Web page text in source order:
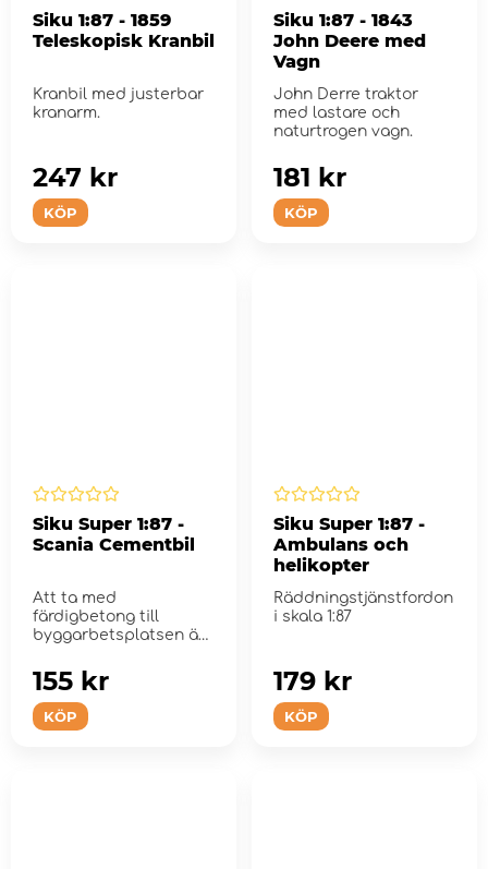
Siku 1:87 - 1859
Teleskopisk Kranbil
Kranbil med justerbar
kranarm.
KÖP
247 kr
Siku 1:87 - 1843
John Deere med
Vagn
John Derre traktor
med lastare och
naturtrogen vagn.
KÖP
181 kr
Siku Super 1:87 -
Scania Cementbil
Att ta med
färdigbetong till
byggarbetsplatsen är
uppgift
KÖP
155 kr
Siku Super 1:87 -
Ambulans och
helikopter
Räddningstjänstfordon
i skala 1:87
KÖP
179 kr